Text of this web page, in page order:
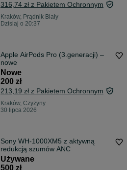
316,74 zł z Pakietem Ochronnym
Kraków, Prądnik Biały
Dzisiaj o 20:37
Apple AirPods Pro (3.generacji) –
nowe
Nowe
200 zł
213,19 zł z Pakietem Ochronnym
Kraków, Czyżyny
30 lipca 2026
Sony WH-1000XM5 z aktywną
redukcją szumów ANC
Używane
500 zł